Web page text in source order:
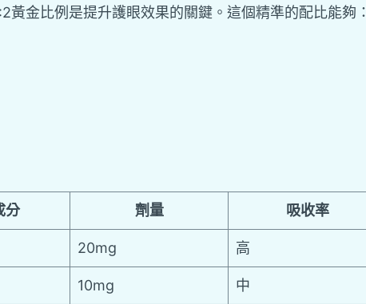
金比例是提升護眼效果的關鍵。這個精準的配比能夠：
分 劑量 吸收率
20mg 高
10mg 中